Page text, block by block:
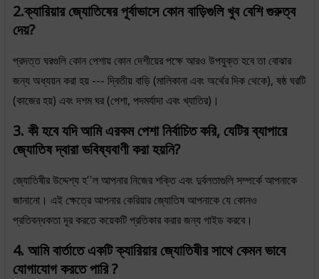
2.ক্যারিয়ার জ্যোতিষের পূর্বাভাসে কোন বাড়িগুলি খুব বেশি গুরুত্ব
দেয়?
প্রদত্ত ঘরগুলি কোন পেশায় কোন দেশীয়ের পক্ষে আরও উপযুক্ত হবে তা বোঝার
জন্য অধ্যয়ন করা হয় --- দ্বিতীয় বাড়ি (মালিকানা এবং অর্থের দিক থেকে), ষষ্ঠ ঘরটি
(কাজের হয়) এবং দশম ঘর (পেশা, পদমর্যাদা এবং খ্যাতির)।
3. কী হবে যদি আমি এরকম পেশা নির্বাচিত করি, যেটির ব্যাপারে
জ্যোতিষ দ্বারা ভবিষ্যবাণী করা হয়নি?
জ্যোতিষীর উদ্দেশ্য হ''ল আপনার নিজের শক্তি এবং দুর্বলতাগুলি সম্পর্কে আপনাকে
জানানো। এই ক্ষেত্রে আপনার কেরিয়ার জ্যোতিষ আপনাকে যে কোনও
প্রতিবন্ধকতা দূর করতে কয়েকটি প্রতিকার করার জন্য গাইড করবে।
4. আমি বার্তাতে একটি ক্যারিয়ার জ্যোতিষীর সাথে কেমন ভাবে
যোগাযোগ করতে পারি ?